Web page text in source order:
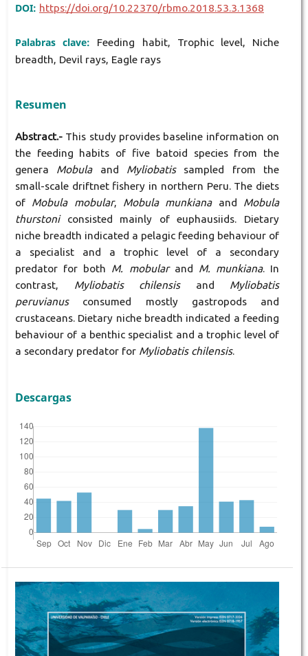
DOI: https://doi.org/10.22370/rbmo.2018.53.3.1368
Palabras clave: Feeding habit, Trophic level, Niche
breadth, Devil rays, Eagle rays
Resumen
Abstract.- This study provides baseline information on
the feeding habits of five batoid species from the
genera Mobulaand Myliobatissampled from the
small-scale driftnet fishery in northern Peru. The diets
of Mobula mobular, Mobula munkianaand Mobula
thurstoni consisted mainly of euphausiids. Dietary
niche breadth indicated a pelagic feeding behaviour of
a specialist and a trophic level of a secondary
predator for both M. mobular and M. munkiana. In
contrast, Myliobatis chilensis and Myliobatis
peruvianusconsumed mostly gastropods and
crustaceans. Dietary niche breadth indicated a feeding
behaviour of a benthic specialist and a trophic level of
a secondary predator for Myliobatis chilensis.
Descargas